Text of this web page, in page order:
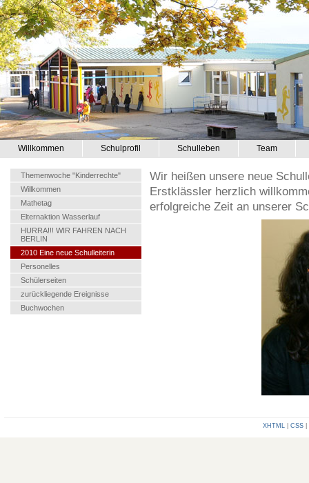
Willkommen Schulprofil Schulleben Team
Wir heißen unsere neue
Erstklässler herzlich
erfolgreiche Zeit an unserer
Themenwoche "Kinderrechte"
Willkommen
Mathetag
Elternaktion Wasserlauf
HURRA!!! WIR FAHREN NACH
BERLIN
2010 Eine neue Schulleiterin
Personelles
Schülerseiten
zurückliegende Ereignisse
Buchwochen
XHTML| CSS|